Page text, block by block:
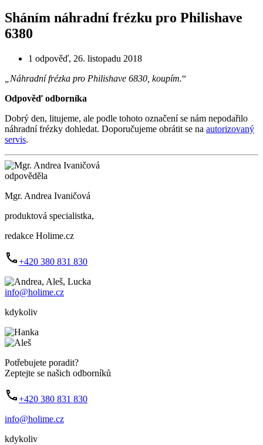
Sháním náhradní frézku pro Philishave
6380
1 odpověď, 26. listopadu 2018
„Náhradní frézka pro Philishave 6830, koupím.“
Odpověď odborníka
Dobrý den, litujeme, ale podle tohoto označení se nám nepodařilo
náhradní frézky dohledat. Doporučujeme obrátit se na autorizovaný
servis.
odpověděla
Mgr. Andrea Ivaničová
produktová specialistka,
redakce Holime.cz
+420 380 831 830
info@holime.cz
kdykoliv
Potřebujete poradit?
Zeptejte se našich odborníků
+420 380 831 830
info@holime.cz
kdykoliv